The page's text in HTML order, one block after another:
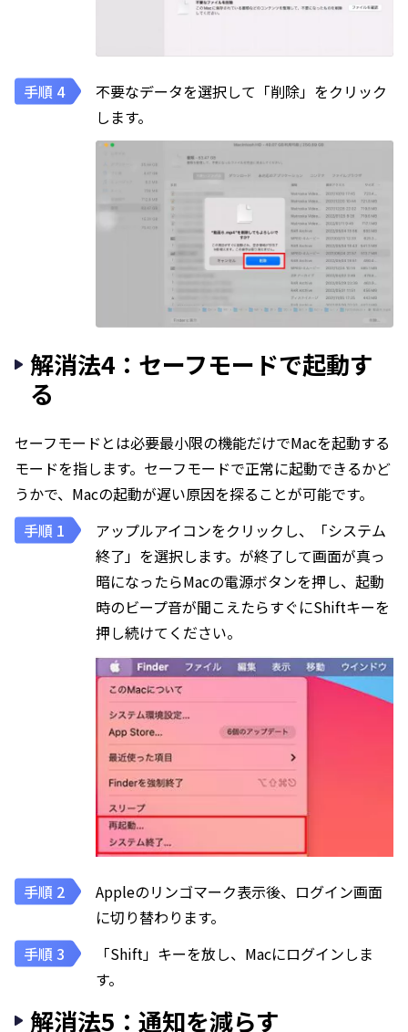
不要なデータを選択して「削除」をクリック
します。
解消法4：セーフモードで起動す
る
セーフモードとは必要最小限の機能だけでMacを起動する
モードを指します。セーフモードで正常に起動できるかど
うかで、Macの起動が遅い原因を探ることが可能です。
アップルアイコンをクリックし、「システム
終了」を選択します。が終了して画面が真っ
暗になったらMacの電源ボタンを押し、起動
時のビープ音が聞こえたらすぐにShiftキーを
押し続けてください。
Appleのリンゴマーク表示後、ログイン画面
に切り替わります。
「Shift」キーを放し、Macにログインしま
す。
解消法5：通知を減らす